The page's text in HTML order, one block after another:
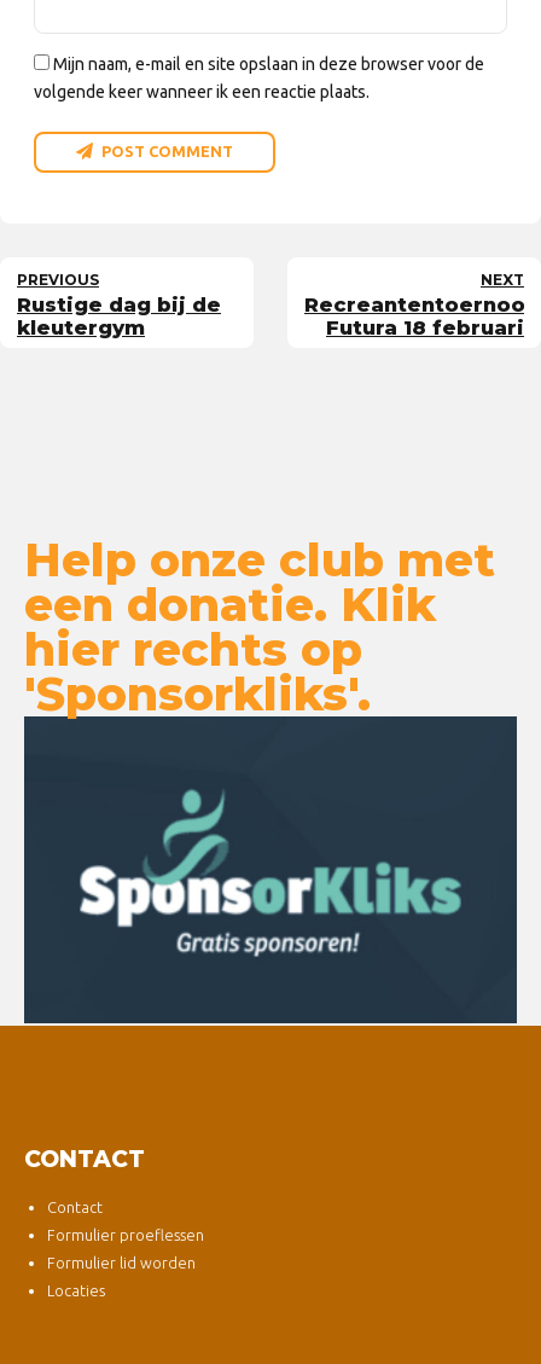
Mijn naam, e-mail en site opslaan in deze browser voor de
volgende keer wanneer ik een reactie plaats.
POST COMMENT
PREVIOUS
Rustige dag bij de
kleutergym
NEXT
Recreantentoernooi
Futura 18 februari
Help onze club met
een donatie. Klik
hier rechts op
'Sponsorkliks'.
CONTACT
Contact
Formulier proeflessen
Formulier lid worden
Locaties